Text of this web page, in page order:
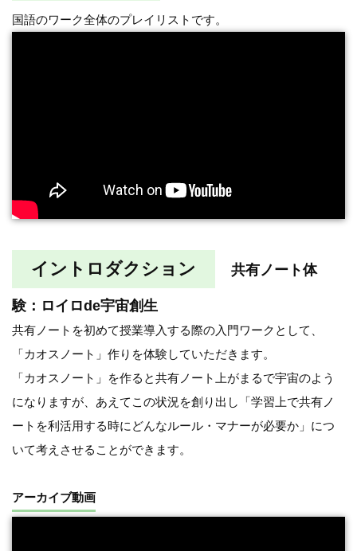
国語のワーク全体のプレイリストです。
イントロダクション 共有ノート体
験：ロイロde宇宙創生
共有ノートを初めて授業導入する際の入門ワークとして、
「カオスノート」作りを体験していただきます。
「カオスノート」を作ると共有ノート上がまるで宇宙のよう
になりますが、あえてこの状況を創り出し「学習上で共有ノ
ートを利活用する時にどんなルール・マナーが必要か」につ
いて考えさせることができます。
アーカイブ動画